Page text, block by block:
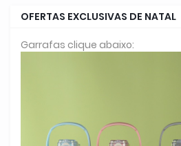
OFERTAS EXCLUSIVAS DE NATAL
Garrafas clique abaixo: